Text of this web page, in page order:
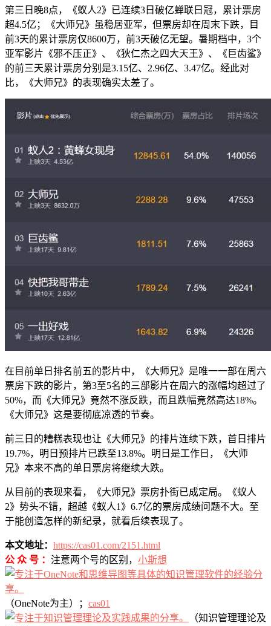
第三日晚8点，《蚁人2》已连续3日破亿蝉联日冠，累计票房
超4.5亿；《大师兄》虽稳居亚军，但票房却在周末下跌，目
前3天的累计票房仅8600万，前3天破亿无望。暑期档中，3个
亚军影片《邪不压正》、《狄仁杰之四大天王》、《巨齿鲨》
的前三天累计票房分别是3.15亿、2.96亿、3.47亿。经此对
比，《大师兄》的表现确实太差了。
在目前单日排名前五的影片中，《大师兄》是唯一一部在周六
票房下跌的影片，第3至5名的三部影片在周六的涨幅均超过了
50%，而《大师兄》竟然不涨反跌，而且跌幅竟然高达18%。
《大师兄》这是要彻底凉透的节奏。
前三日的糟糕表现也让《大师兄》的排片连续下跌，首日排片
19.7%，明日预排片已跌至13.8%。明日是工作日，《大师
兄》本来不高的单日票房将继续大跌。
从目前的表现来看，《大师兄》票房扑街已成定局。《蚁人
2》势头不错，超越《蚁人1》6.7亿的票房成绩问题不大。至
于能创造怎样的新纪录，就看后续表现了。
本文地址： https://cas01.com/2151.html
公 众 号 ： 注意两个号的区别， 小斯想
（OneNote为主）； cas01
（知识管理理论及